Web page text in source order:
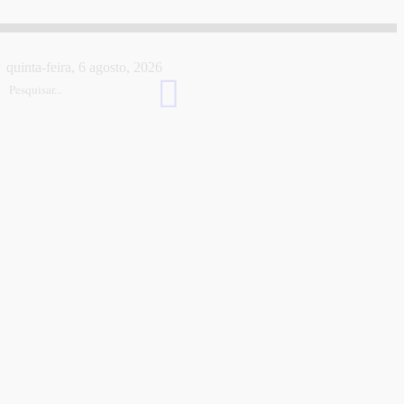
quinta-feira, 6 agosto, 2026